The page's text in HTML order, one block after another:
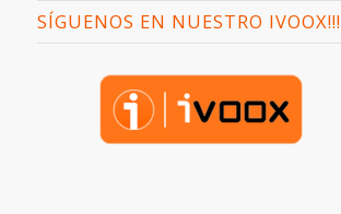
SÍGUENOS EN NUESTRO IVOOX!!!